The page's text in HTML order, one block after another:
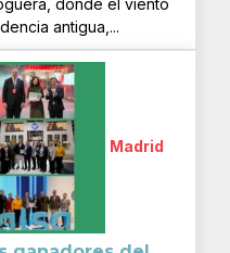
antigua,...
Madrid